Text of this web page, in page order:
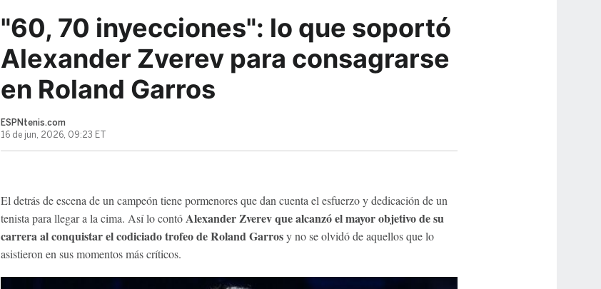
"60, 70 inyecciones": lo que soportó
Alexander Zverev para consagrarse
en Roland Garros
ESPNtenis.com
16 de jun, 2026, 09:23 ET
El detrás de escena de un campeón tiene pormenores que dan cuenta el esfuerzo y dedicación de un
tenista para llegar a la cima. Así lo contóAlexander Zverev que alcanzó el mayor objetivo de su
carrera al conquistar el codiciado trofeo de Roland Garrosy no se olvidó de aquellos que lo
asistieron en sus momentos más críticos.